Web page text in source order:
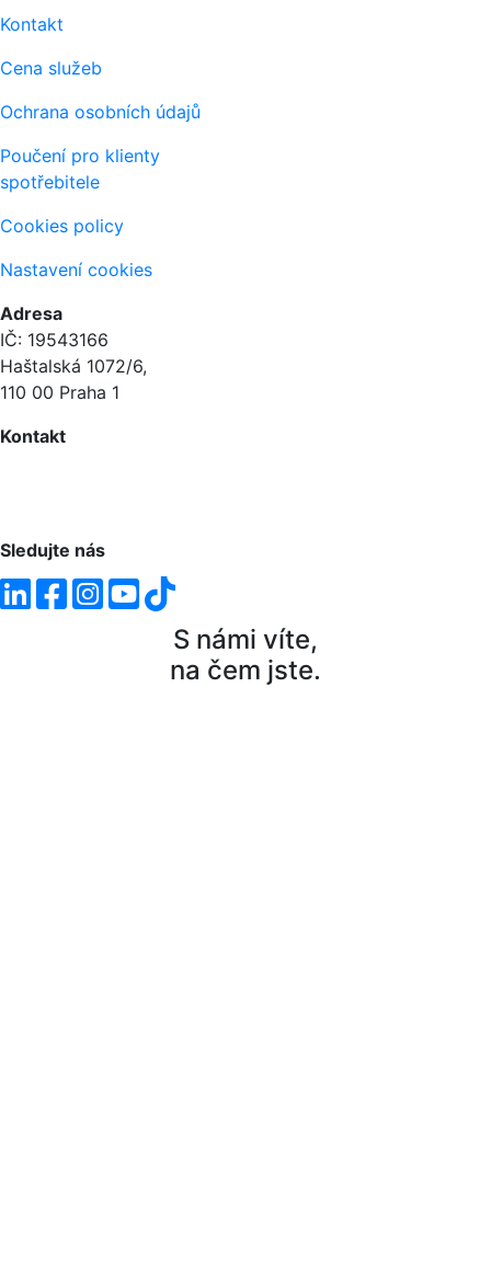
Kontakt
Cena služeb
Ochrana osobních údajů
Poučení pro klienty
spotřebitele
Cookies policy
Nastavení cookies
Adresa
IČ: 19543166
Haštalská 1072/6,
110 00 Praha 1
Kontakt
Sledujte nás
S námi víte,
na čem jste.